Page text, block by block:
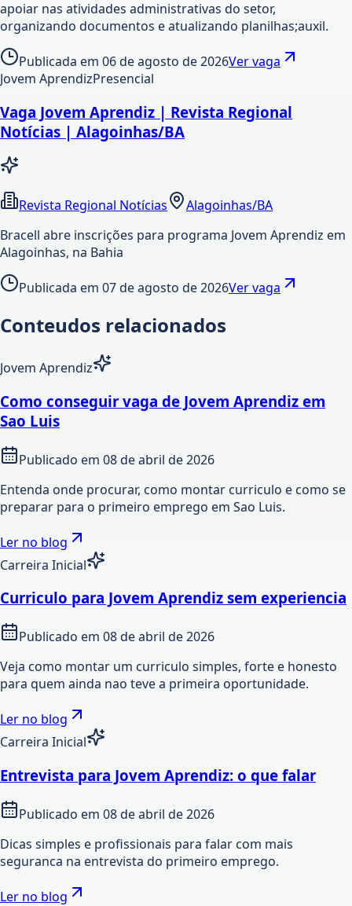
apoiar nas atividades administrativas do setor,
organizando documentos e atualizando planilhas;auxil.
Publicada em 06 de agosto de 2026Ver vaga
Jovem AprendizPresencial
Vaga Jovem Aprendiz | Revista Regional
Notícias | Alagoinhas/BA
Revista Regional Notícias
Alagoinhas/BA
Bracell abre inscrições para programa Jovem Aprendiz em
Alagoinhas, na Bahia
Publicada em 07 de agosto de 2026Ver vaga
Conteudos relacionados
Jovem Aprendiz
Como conseguir vaga de Jovem Aprendiz em
Sao Luis
Publicado em 08 de abril de 2026
Entenda onde procurar, como montar curriculo e como se
preparar para o primeiro emprego em Sao Luis.
Ler no blog
Carreira Inicial
Curriculo para Jovem Aprendiz sem experiencia
Publicado em 08 de abril de 2026
Veja como montar um curriculo simples, forte e honesto
para quem ainda nao teve a primeira oportunidade.
Ler no blog
Carreira Inicial
Entrevista para Jovem Aprendiz: o que falar
Publicado em 08 de abril de 2026
Dicas simples e profissionais para falar com mais
seguranca na entrevista do primeiro emprego.
Ler no blog